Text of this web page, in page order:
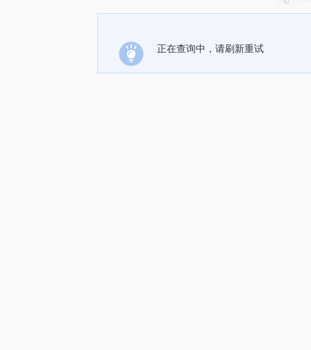
正在查询中，请刷新重试